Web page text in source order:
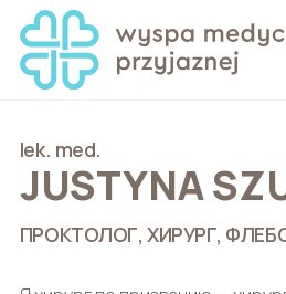
lek. med.
JUSTYNA
ПРОКТОЛОГ, ХИРУРГ,